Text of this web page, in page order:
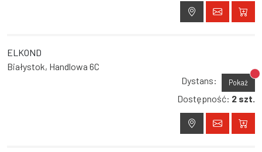
ELKOND
Białystok, Handlowa 6C
Dystans:
Pokaż
Dostępność: 2 szt.